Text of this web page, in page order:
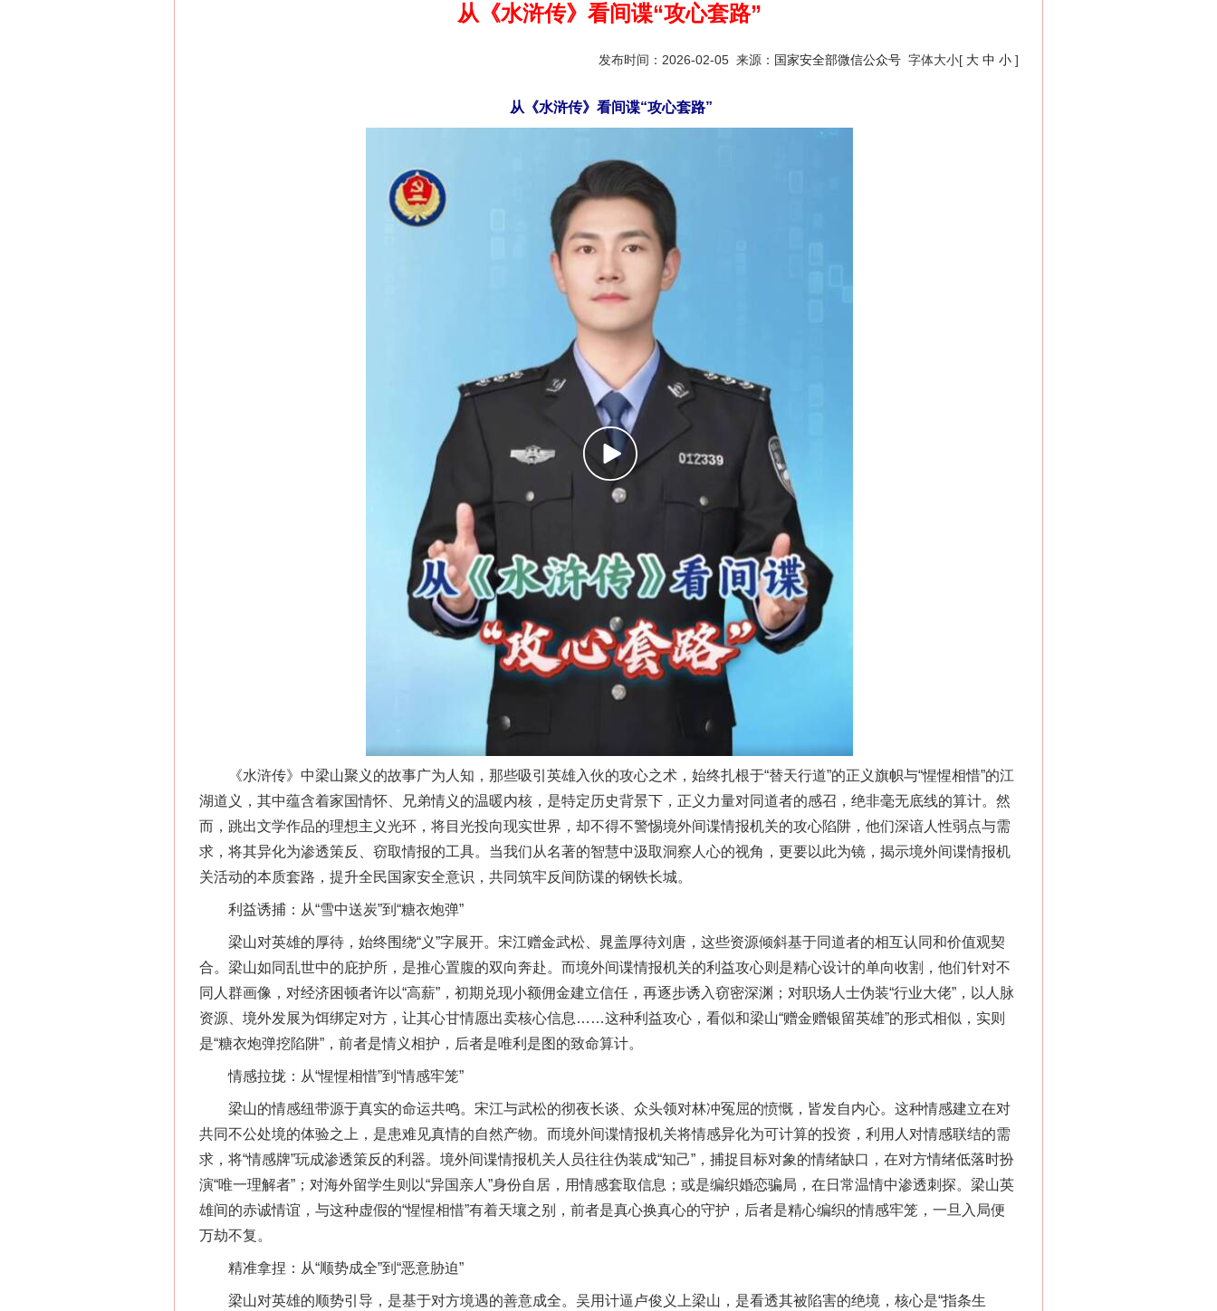
从《水浒传》看间谍“攻心套路”
发布时间：2026-02-05 来源： 国家安全部微信公众号 字体大小[ 大 中 小 ]
从《水浒传》看间谍“攻心套路”
《水浒传》中梁山聚义的故事广为人知，那些吸引英雄入伙的攻心之术，始终扎根于“替天行道”的正义旗帜与“惺惺相惜”的江
湖道义，其中蕴含着家国情怀、兄弟情义的温暖内核，是特定历史背景下，正义力量对同道者的感召，绝非毫无底线的算计。然
而，跳出文学作品的理想主义光环，将目光投向现实世界，却不得不警惕境外间谍情报机关的攻心陷阱，他们深谙人性弱点与需
求，将其异化为渗透策反、窃取情报的工具。当我们从名著的智慧中汲取洞察人心的视角，更要以此为镜，揭示境外间谍情报机
关活动的本质套路，提升全民国家安全意识，共同筑牢反间防谍的钢铁长城。
利益诱捕：从“雪中送炭”到“糖衣炮弹”
梁山对英雄的厚待，始终围绕“义”字展开。宋江赠金武松、晁盖厚待刘唐，这些资源倾斜基于同道者的相互认同和价值观契
合。梁山如同乱世中的庇护所，是推心置腹的双向奔赴。而境外间谍情报机关的利益攻心则是精心设计的单向收割，他们针对不
同人群画像，对经济困顿者许以“高薪”，初期兑现小额佣金建立信任，再逐步诱入窃密深渊；对职场人士伪装“行业大佬”，以人脉
资源、境外发展为饵绑定对方，让其心甘情愿出卖核心信息……这种利益攻心，看似和梁山“赠金赠银留英雄”的形式相似，实则
是“糖衣炮弹挖陷阱”，前者是情义相护，后者是唯利是图的致命算计。
情感拉拢：从“惺惺相惜”到“情感牢笼”
梁山的情感纽带源于真实的命运共鸣。宋江与武松的彻夜长谈、众头领对林冲冤屈的愤慨，皆发自内心。这种情感建立在对
共同不公处境的体验之上，是患难见真情的自然产物。而境外间谍情报机关将情感异化为可计算的投资，利用人对情感联结的需
求，将“情感牌”玩成渗透策反的利器。境外间谍情报机关人员往往伪装成“知己”，捕捉目标对象的情绪缺口，在对方情绪低落时扮
演“唯一理解者”；对海外留学生则以“异国亲人”身份自居，用情感套取信息；或是编织婚恋骗局，在日常温情中渗透刺探。梁山英
雄间的赤诚情谊，与这种虚假的“惺惺相惜”有着天壤之别，前者是真心换真心的守护，后者是精心编织的情感牢笼，一旦入局便
万劫不复。
精准拿捏：从“顺势成全”到“恶意胁迫”
梁山对英雄的顺势引导，是基于对方境遇的善意成全。吴用计逼卢俊义上梁山，是看透其被陷害的绝境，核心是“指条生
网上购药对药下症？